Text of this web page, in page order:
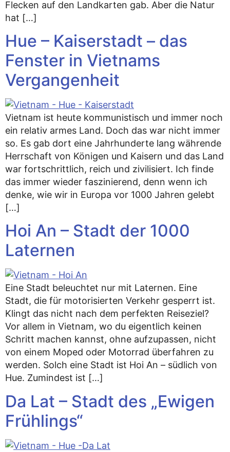
Flecken auf den Landkarten gab. Aber die Natur
hat […]
Hue – Kaiserstadt – das
Fenster in Vietnams
Vergangenheit
Vietnam ist heute kommunistisch und immer noch
ein relativ armes Land. Doch das war nicht immer
so. Es gab dort eine Jahrhunderte lang währende
Herrschaft von Königen und Kaisern und das Land
war fortschrittlich, reich und zivilisiert. Ich finde
das immer wieder faszinierend, denn wenn ich
denke, wie wir in Europa vor 1000 Jahren gelebt
[…]
Hoi An – Stadt der 1000
Laternen
Eine Stadt beleuchtet nur mit Laternen. Eine
Stadt, die für motorisierten Verkehr gesperrt ist.
Klingt das nicht nach dem perfekten Reiseziel?
Vor allem in Vietnam, wo du eigentlich keinen
Schritt machen kannst, ohne aufzupassen, nicht
von einem Moped oder Motorrad überfahren zu
werden. Solch eine Stadt ist Hoi An – südlich von
Hue. Zumindest ist […]
Da Lat – Stadt des „Ewigen
Frühlings“